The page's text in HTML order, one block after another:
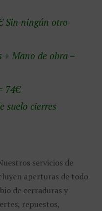
Sin ningún otro
Mano de obra =
74€
suelo cierres
servicios de
aperturas de todo
de cerraduras y
repuestos,